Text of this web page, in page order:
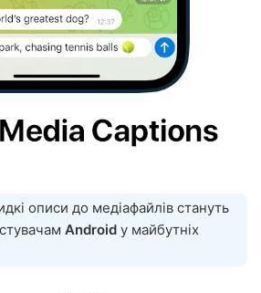
описи до медіафайлів стануть
Android у майбутніх